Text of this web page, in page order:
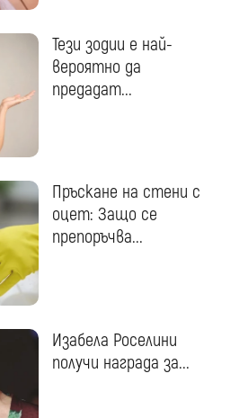
Тези зодии е най-
вероятно да
предадат...
Пръскане на стени с
оцет: Защо се
препоръчва...
Изабела Роселини
получи награда за...